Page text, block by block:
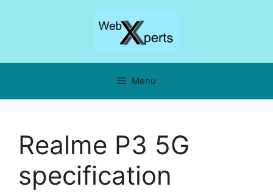
Menu
Realme P3 5G
specification